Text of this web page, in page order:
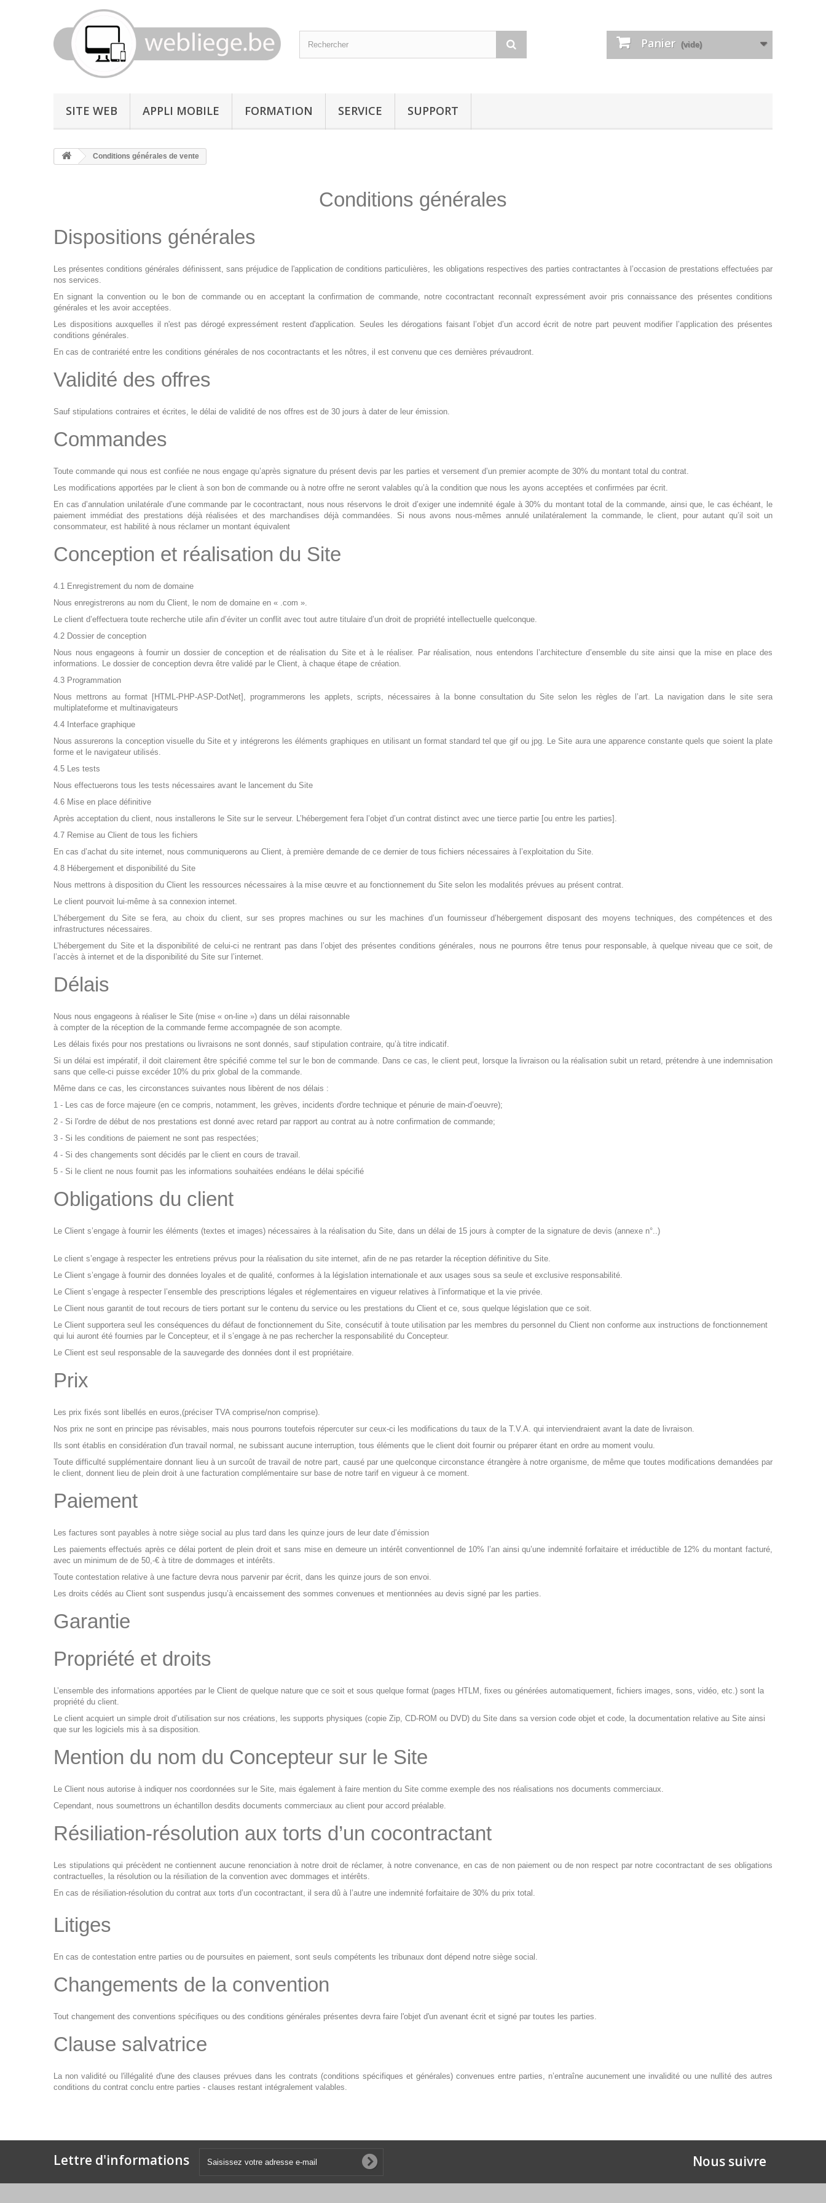
Panier (vide)
SITE WEB APPLI MOBILE FORMATION SERVICE SUPPORT
Conditions générales de vente
Conditions générales
Dispositions générales
Les présentes conditions générales définissent, sans préjudice de l'application de conditions particulières, les obligations respectives des parties contractantes à l’occasion de prestations effectuées par
nos services.
En signant la convention ou le bon de commande ou en acceptant la confirmation de commande, notre cocontractant reconnaît expressément avoir pris connaissance des présentes conditions
générales et les avoir acceptées.
Les dispositions auxquelles il n'est pas dérogé expressément restent d'application. Seules les dérogations faisant l’objet d’un accord écrit de notre part peuvent modifier l’application des présentes
conditions générales.
En cas de contrariété entre les conditions générales de nos cocontractants et les nôtres, il est convenu que ces dernières prévaudront.
Validité des offres
Sauf stipulations contraires et écrites, le délai de validité de nos offres est de 30 jours à dater de leur émission.
Commandes
Toute commande qui nous est confiée ne nous engage qu’après signature du présent devis par les parties et versement d’un premier acompte de 30% du montant total du contrat.
Les modifications apportées par le client à son bon de commande ou à notre offre ne seront valables qu’à la condition que nous les ayons acceptées et confirmées par écrit.
En cas d’annulation unilatérale d’une commande par le cocontractant, nous nous réservons le droit d’exiger une indemnité égale à 30% du montant total de la commande, ainsi que, le cas échéant, le
paiement immédiat des prestations déjà réalisées et des marchandises déjà commandées. Si nous avons nous-mêmes annulé unilatéralement la commande, le client, pour autant qu’il soit un
consommateur, est habilité à nous réclamer un montant équivalent
Conception et réalisation du Site
4.1 Enregistrement du nom de domaine
Nous enregistrerons au nom du Client, le nom de domaine en « .com ».
Le client d’effectuera toute recherche utile afin d’éviter un conflit avec tout autre titulaire d’un droit de propriété intellectuelle quelconque.
4.2 Dossier de conception
Nous nous engageons à fournir un dossier de conception et de réalisation du Site et à le réaliser. Par réalisation, nous entendons l’architecture d’ensemble du site ainsi que la mise en place des
informations. Le dossier de conception devra être validé par le Client, à chaque étape de création.
4.3 Programmation
Nous mettrons au format [HTML-PHP-ASP-DotNet], programmerons les applets, scripts, nécessaires à la bonne consultation du Site selon les règles de l’art. La navigation dans le site sera
multiplateforme et multinavigateurs
4.4 Interface graphique
Nous assurerons la conception visuelle du Site et y intégrerons les éléments graphiques en utilisant un format standard tel que gif ou jpg. Le Site aura une apparence constante quels que soient la plate
forme et le navigateur utilisés.
4.5 Les tests
Nous effectuerons tous les tests nécessaires avant le lancement du Site
4.6 Mise en place définitive
Après acceptation du client, nous installerons le Site sur le serveur. L’hébergement fera l’objet d’un contrat distinct avec une tierce partie [ou entre les parties].
4.7 Remise au Client de tous les fichiers
En cas d’achat du site internet, nous communiquerons au Client, à première demande de ce dernier de tous fichiers nécessaires à l’exploitation du Site.
4.8 Hébergement et disponibilité du Site
Nous mettrons à disposition du Client les ressources nécessaires à la mise œuvre et au fonctionnement du Site selon les modalités prévues au présent contrat.
Le client pourvoit lui-même à sa connexion internet.
L’hébergement du Site se fera, au choix du client, sur ses propres machines ou sur les machines d’un fournisseur d’hébergement disposant des moyens techniques, des compétences et des
infrastructures nécessaires.
L’hébergement du Site et la disponibilité de celui-ci ne rentrant pas dans l’objet des présentes conditions générales, nous ne pourrons être tenus pour responsable, à quelque niveau que ce soit, de
l’accès à internet et de la disponibilité du Site sur l’internet.
Délais
Nous nous engageons à réaliser le Site (mise « on-line ») dans un délai raisonnable
à compter de la réception de la commande ferme accompagnée de son acompte.
Les délais fixés pour nos prestations ou livraisons ne sont donnés, sauf stipulation contraire, qu’à titre indicatif.
Si un délai est impératif, il doit clairement être spécifié comme tel sur le bon de commande. Dans ce cas, le client peut, lorsque la livraison ou la réalisation subit un retard, prétendre à une indemnisation
sans que celle-ci puisse excéder 10% du prix global de la commande.
Même dans ce cas, les circonstances suivantes nous libèrent de nos délais :
1 - Les cas de force majeure (en ce compris, notamment, les grèves, incidents d'ordre technique et pénurie de main-d’oeuvre);
2 - Si l'ordre de début de nos prestations est donné avec retard par rapport au contrat au à notre confirmation de commande;
3 - Si les conditions de paiement ne sont pas respectées;
4 - Si des changements sont décidés par le client en cours de travail.
5 - Si le client ne nous fournit pas les informations souhaitées endéans le délai spécifié
Obligations du client
Le Client s’engage à fournir les éléments (textes et images) nécessaires à la réalisation du Site, dans un délai de 15 jours à compter de la signature de devis (annexe n°..)
Le client s’engage à respecter les entretiens prévus pour la réalisation du site internet, afin de ne pas retarder la réception définitive du Site.
Le Client s’engage à fournir des données loyales et de qualité, conformes à la législation internationale et aux usages sous sa seule et exclusive responsabilité.
Le Client s’engage à respecter l’ensemble des prescriptions légales et réglementaires en vigueur relatives à l’informatique et la vie privée.
Le Client nous garantit de tout recours de tiers portant sur le contenu du service ou les prestations du Client et ce, sous quelque législation que ce soit.
Le Client supportera seul les conséquences du défaut de fonctionnement du Site, consécutif à toute utilisation par les membres du personnel du Client non conforme aux instructions de fonctionnement
qui lui auront été fournies par le Concepteur, et il s’engage à ne pas rechercher la responsabilité du Concepteur.
Le Client est seul responsable de la sauvegarde des données dont il est propriétaire.
Prix
Les prix fixés sont libellés en euros,(préciser TVA comprise/non comprise).
Nos prix ne sont en principe pas révisables, mais nous pourrons toutefois répercuter sur ceux-ci les modifications du taux de la T.V.A. qui interviendraient avant la date de livraison.
Ils sont établis en considération d'un travail normal, ne subissant aucune interruption, tous éléments que le client doit fournir ou préparer étant en ordre au moment voulu.
Toute difficulté supplémentaire donnant lieu à un surcoût de travail de notre part, causé par une quelconque circonstance étrangère à notre organisme, de même que toutes modifications demandées par
le client, donnent lieu de plein droit à une facturation complémentaire sur base de notre tarif en vigueur à ce moment.
Paiement
Les factures sont payables à notre siège social au plus tard dans les quinze jours de leur date d’émission
Les paiements effectués après ce délai portent de plein droit et sans mise en demeure un intérêt conventionnel de 10% l’an ainsi qu’une indemnité forfaitaire et irréductible de 12% du montant facturé,
avec un minimum de de 50,-€ à titre de dommages et intérêts.
Toute contestation relative à une facture devra nous parvenir par écrit, dans les quinze jours de son envoi.
Les droits cédés au Client sont suspendus jusqu’à encaissement des sommes convenues et mentionnées au devis signé par les parties.
Garantie
Propriété et droits
L’ensemble des informations apportées par le Client de quelque nature que ce soit et sous quelque format (pages HTLM, fixes ou générées automatiquement, fichiers images, sons, vidéo, etc.) sont la
propriété du client.
Le client acquiert un simple droit d’utilisation sur nos créations, les supports physiques (copie Zip, CD-ROM ou DVD) du Site dans sa version code objet et code, la documentation relative au Site ainsi
que sur les logiciels mis à sa disposition.
Mention du nom du Concepteur sur le Site
Le Client nous autorise à indiquer nos coordonnées sur le Site, mais également à faire mention du Site comme exemple des nos réalisations nos documents commerciaux.
Cependant, nous soumettrons un échantillon desdits documents commerciaux au client pour accord préalable.
Résiliation-résolution aux torts d’un cocontractant
Les stipulations qui précèdent ne contiennent aucune renonciation à notre droit de réclamer, à notre convenance, en cas de non paiement ou de non respect par notre cocontractant de ses obligations
contractuelles, la résolution ou la résiliation de la convention avec dommages et intérêts.
En cas de résiliation-résolution du contrat aux torts d’un cocontractant, il sera dû à l’autre une indemnité forfaitaire de 30% du prix total.
Litiges
En cas de contestation entre parties ou de poursuites en paiement, sont seuls compétents les tribunaux dont dépend notre siège social.
Changements de la convention
Tout changement des conventions spécifiques ou des conditions générales présentes devra faire l'objet d'un avenant écrit et signé par toutes les parties.
Clause salvatrice
La non validité ou l'illégalité d'une des clauses prévues dans les contrats (conditions spécifiques et générales) convenues entre parties, n’entraîne aucunement une invalidité ou une nullité des autres
conditions du contrat conclu entre parties - clauses restant intégralement valables.
Lettre d'informations Nous suivre